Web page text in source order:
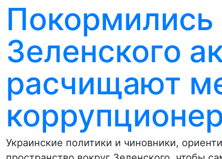
Покормились
Зеленского
расчищают
Украинские политики и чиновники,